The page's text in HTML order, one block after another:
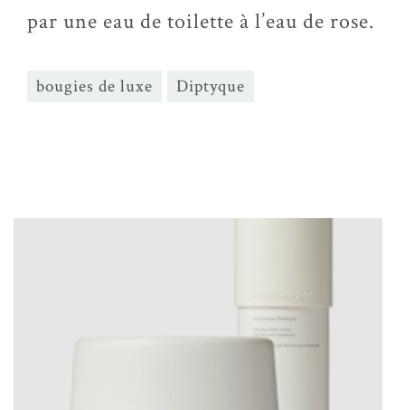
par une eau de toilette à l’eau de rose.
bougies de luxe Diptyque